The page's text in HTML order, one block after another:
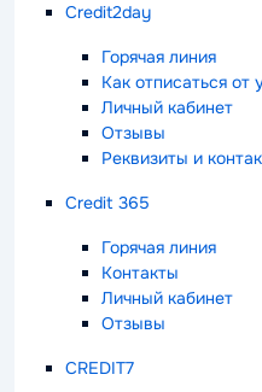
Credit2day
Горячая линия
Как отписаться от
Личный кабинет
Отзывы
Реквизиты и
Credit 365
Горячая линия
Контакты
Личный кабинет
Отзывы
CREDIT7